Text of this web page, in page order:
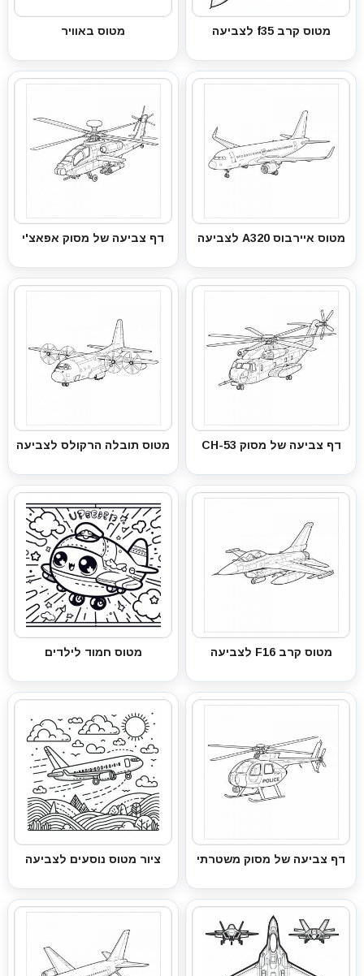
מטוס קרב f35 לצביעה מטוס באוויר
מטוס איירבוס A320 לצביעה דף צביעה של מסוק אפאצ'י
דף צביעה של מסוק CH-53 מטוס תובלה הרקולס לצביעה
מטוס קרב F16 לצביעה מטוס חמוד לילדים
דף צביעה של מסוק משטרתי ציור מטוס נוסעים לצביעה